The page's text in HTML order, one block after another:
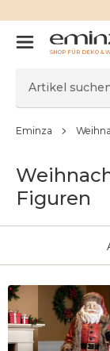
SHOP FÜR DEKO &
Eminza
Figuren